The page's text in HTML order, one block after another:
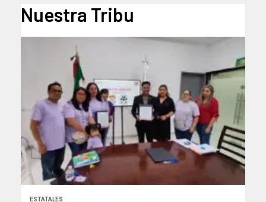
Nuestra Tribu
ESTATALES